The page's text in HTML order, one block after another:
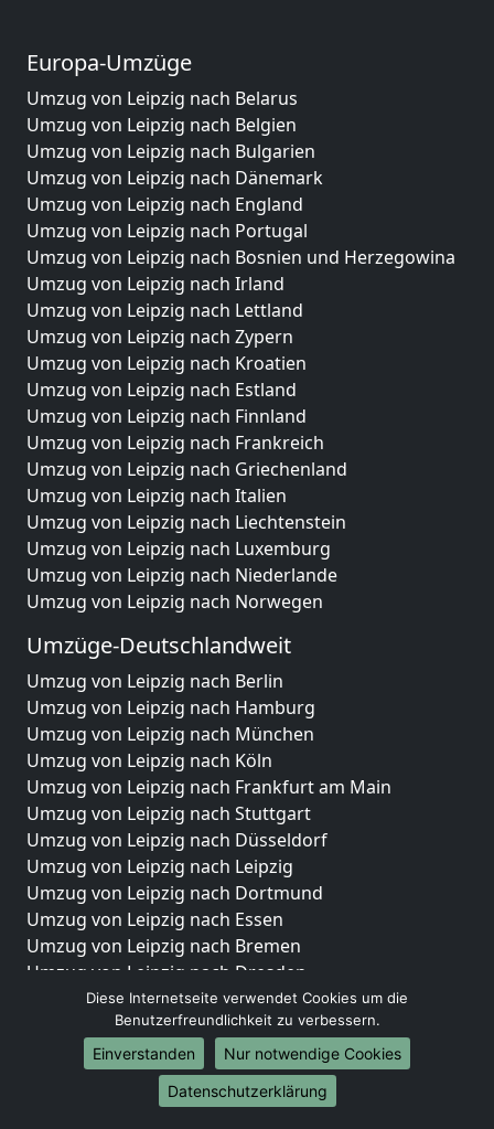
Europa-Umzüge
Umzug von Leipzig nach Belarus
Umzug von Leipzig nach Belgien
Umzug von Leipzig nach Bulgarien
Umzug von Leipzig nach Dänemark
Umzug von Leipzig nach England
Umzug von Leipzig nach Portugal
Umzug von Leipzig nach Bosnien und Herzegowina
Umzug von Leipzig nach Irland
Umzug von Leipzig nach Lettland
Umzug von Leipzig nach Zypern
Umzug von Leipzig nach Kroatien
Umzug von Leipzig nach Estland
Umzug von Leipzig nach Finnland
Umzug von Leipzig nach Frankreich
Umzug von Leipzig nach Griechenland
Umzug von Leipzig nach Italien
Umzug von Leipzig nach Liechtenstein
Umzug von Leipzig nach Luxemburg
Umzug von Leipzig nach Niederlande
Umzug von Leipzig nach Norwegen
Umzüge-Deutschlandweit
Umzug von Leipzig nach Berlin
Umzug von Leipzig nach Hamburg
Umzug von Leipzig nach München
Umzug von Leipzig nach Köln
Umzug von Leipzig nach Frankfurt am Main
Umzug von Leipzig nach Stuttgart
Umzug von Leipzig nach Düsseldorf
Umzug von Leipzig nach Leipzig
Umzug von Leipzig nach Dortmund
Umzug von Leipzig nach Essen
Umzug von Leipzig nach Bremen
Umzug von Leipzig nach Dresden
Umzug von Leipzig nach Hannover
Umzug von Leipzig nach Nürnberg
Umzug von Leipzig nach Duisburg
Umzug von Leipzig nach Bochum
Umzug von Leipzig nach Wuppertal
Diese Internetseite verwendet Cookies um die
Benutzerfreundlichkeit zu verbessern.
Einverstanden
Nur notwendige Cookies
Datenschutzerklärung